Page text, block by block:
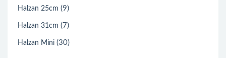
Halzan 25cm (9)
Halzan 31cm (7)
Halzan Mini (30)